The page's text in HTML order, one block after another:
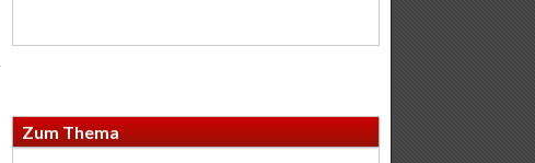
Zum Thema